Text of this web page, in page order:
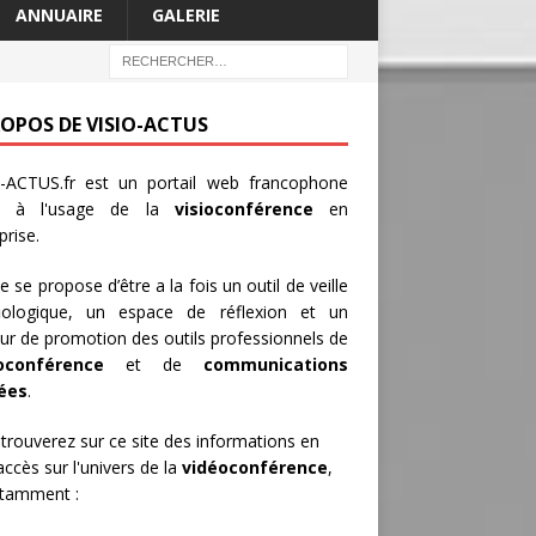
ANNUAIRE GALERIE
DE VISIO-ACTUS
ACTUS.frest un portail web francophone
à l'usage de la visioconférence
en
se propose d’être a la fois un outil de veille
un espace de réflexion et un
de promotion des outils professionnels de
et de communications
.
sur ce site des informations en
sur l'univers de la vidéoconférence,
: